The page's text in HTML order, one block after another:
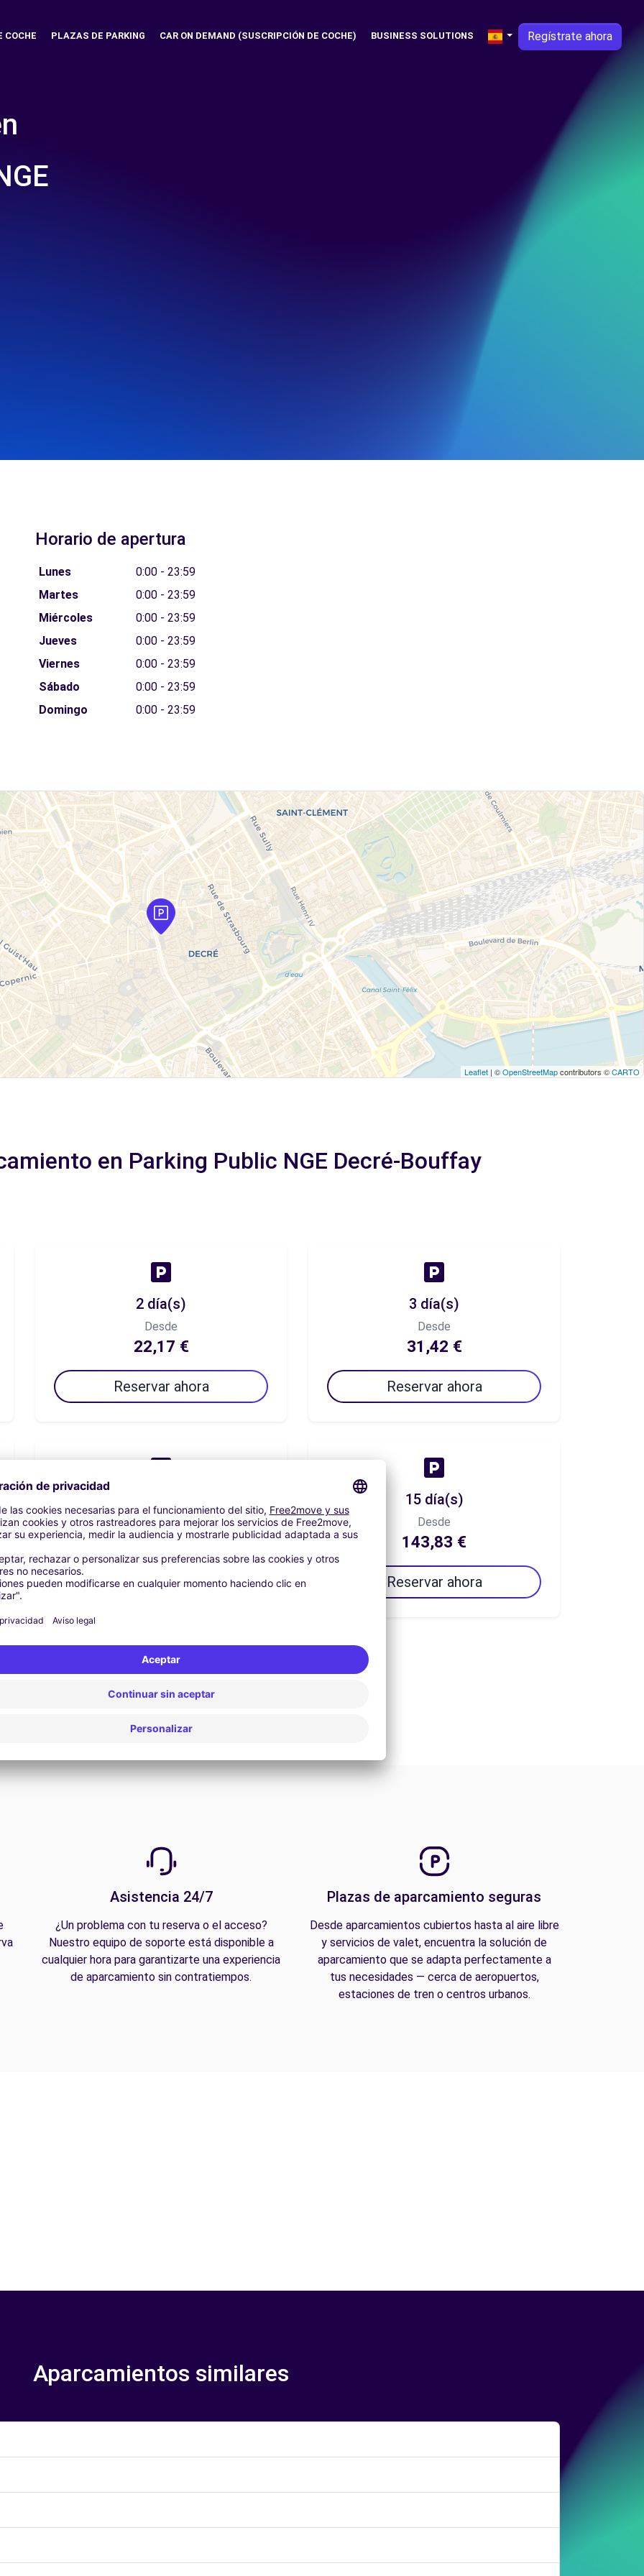
COCHE PLAZAS DE PARKING CAR ON DEMAND (SUSCRIPCIÓN DE COCHE) BUSINESS SOLUTIONS Regístrate ahora
Horario de apertura
Lunes
0:00 - 23:59
Martes
0:00 - 23:59
Miércoles
0:00 - 23:59
Jueves
0:00 - 23:59
Viernes
0:00 - 23:59
Sábado
0:00 - 23:59
Domingo
0:00 - 23:59
Leaflet | ©OpenStreetMapcontributors ©CARTO
en Parking Public NGE Decré-Bouffay
2 día(s)
Desde
22,17 €
Reservar ahora
3 día(s)
Desde
31,42 €
Reservar ahora
Desde
68,33 €
Reservar ahora
15 día(s)
Desde
143,83 €
Reservar ahora
Asistencia 24/7
¿Un problema con tu reserva o el acceso?
Nuestro equipo de soporte está disponible a
cualquier hora para garantizarte una experiencia
de aparcamiento sin contratiempos.
Plazas de aparcamiento seguras
Desde aparcamientos cubiertos hasta al aire libre
y servicios de valet, encuentra la solución de
aparcamiento que se adapta perfectamente a
tus necesidades — cerca de aeropuertos,
estaciones de tren o centros urbanos.
Aparcamientos similares